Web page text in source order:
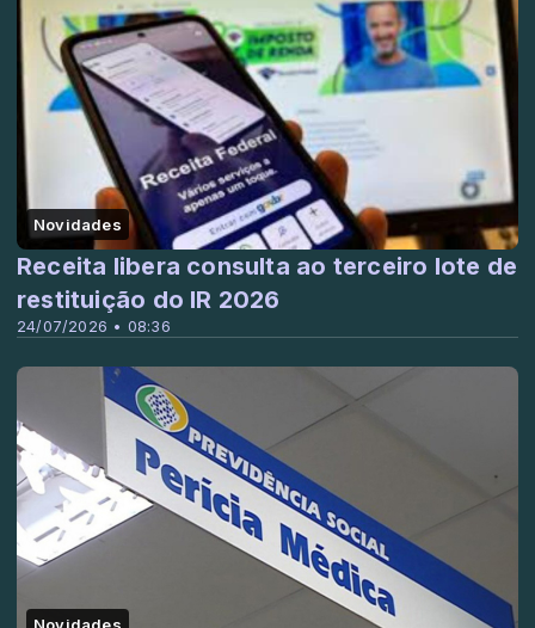
Novidades
24/07/2026 • 08:36
Receita libera consulta ao terceiro lote de
restituição do IR 2026
Novidades